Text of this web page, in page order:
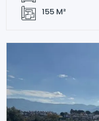
155 M²